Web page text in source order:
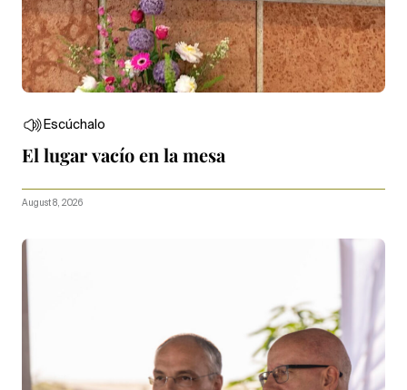
Escúchalo
El lugar vacío en la mesa
August 8, 2026